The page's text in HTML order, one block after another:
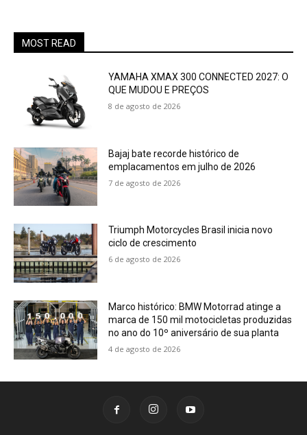
MOST READ
YAMAHA XMAX 300 CONNECTED 2027: O
QUE MUDOU E PREÇOS
8 de agosto de 2026
Bajaj bate recorde histórico de
emplacamentos em julho de 2026
7 de agosto de 2026
Triumph Motorcycles Brasil inicia novo
ciclo de crescimento
6 de agosto de 2026
Marco histórico: BMW Motorrad atinge a
marca de 150 mil motocicletas produzidas
no ano do 10º aniversário de sua planta
4 de agosto de 2026